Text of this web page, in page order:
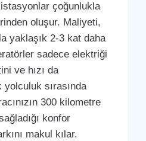
çoğunlukla
oluşur. Maliyeti,
yaklaşık 2-3 kat daha
sadece elektriği
ve hızı da
yolculuk sırasında
300 kilometre
konfor
makul kılar.